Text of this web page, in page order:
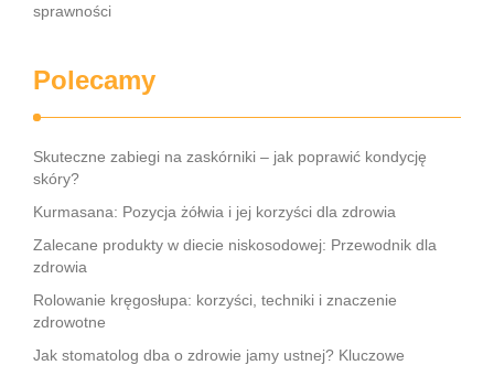
sprawności
Polecamy
Skuteczne zabiegi na zaskórniki – jak poprawić kondycję
skóry?
Kurmasana: Pozycja żółwia i jej korzyści dla zdrowia
Zalecane produkty w diecie niskosodowej: Przewodnik dla
zdrowia
Rolowanie kręgosłupa: korzyści, techniki i znaczenie
zdrowotne
Jak stomatolog dba o zdrowie jamy ustnej? Kluczowe